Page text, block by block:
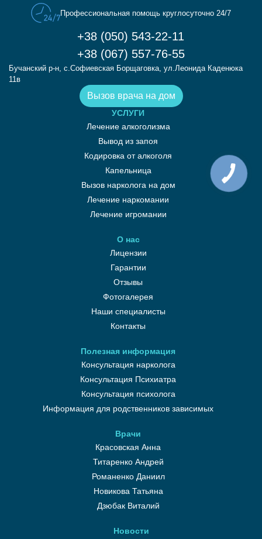
Профессиональная помощь круглосуточно 24/7
+38 (050) 543-22-11
+38 (067) 557-76-55
Бучанский р-н, с.Софиевская Борщаговка, ул.Леонида Каденюка
11в
Вызов врача на дом
УСЛУГИ
Лечение алкоголизма
Вывод из запоя
Кодировка от алкоголя
Капельница
Вызов нарколога на дом
Лечение наркомании
Лечение игромании
О нас
Лицензии
Гарантии
Отзывы
Фотогалерея
Наши специалисты
Контакты
Полезная информация
Консультация нарколога
Консультация Психиатра
Консультация психолога
Информация для родственников зависимых
Врачи
Красовская Анна
Титаренко Андрей
Романенко Даниил
Новикова Татьяна
Дзюбак Виталий
Новости